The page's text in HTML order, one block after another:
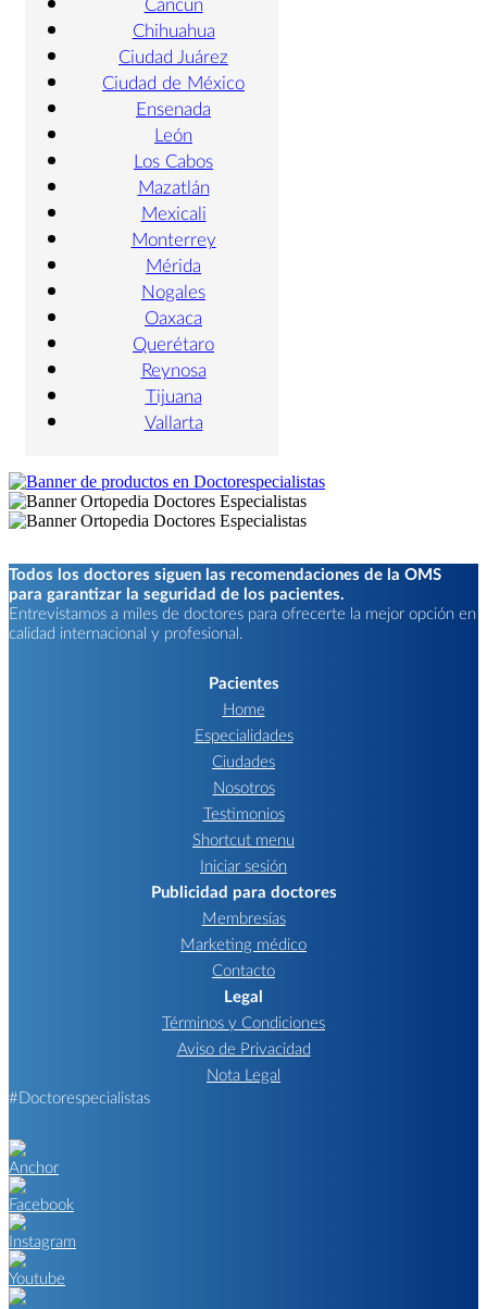
Chihuahua
Ciudad Juárez
Ciudad de México
Ensenada
León
Los Cabos
Mazatlán
Mexicali
Monterrey
Mérida
Nogales
Oaxaca
Querétaro
Reynosa
Tijuana
Vallarta
Todos los doctores siguen las recomendaciones de la OMS
para garantizar la seguridad de los pacientes.
Entrevistamos a miles de doctores para ofrecerte la mejor opción en
calidad internacional y profesional.
Pacientes
Home
Especialidades
Ciudades
Nosotros
Testimonios
Shortcut menu
Iniciar sesión
Publicidad para doctores
Membresías
Marketing médico
Contacto
Legal
Términos y Condiciones
Aviso de Privacidad
Nota Legal
#Doctorespecialistas